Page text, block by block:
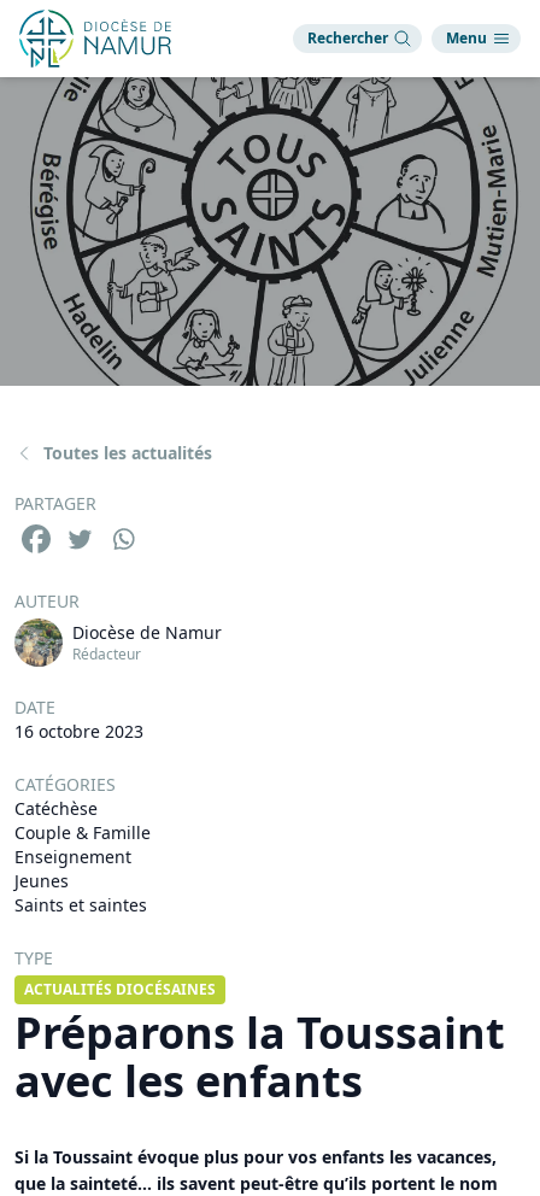
Rechercher Menu
Toutes les actualités
PARTAGER
AUTEUR
Diocèse de Namur
Rédacteur
DATE
16 octobre 2023
CATÉGORIES
Catéchèse
Couple & Famille
Enseignement
Jeunes
Saints et saintes
TYPE
ACTUALITÉS DIOCÉSAINES
Préparons la Toussaint
avec les enfants
Si la Toussaint évoque plus pour vos enfants les vacances,
que la sainteté… ils savent peut-être qu’ils portent le nom